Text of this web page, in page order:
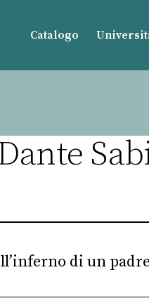
Catalogo
di un